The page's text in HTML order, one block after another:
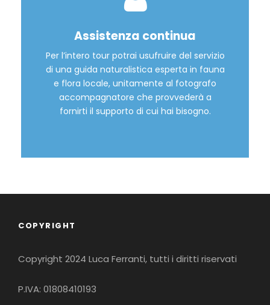
Assistenza continua
Per l’intero tour potrai usufruire del servizio
di una guida naturalistica esperta in fauna
e flora locale, unitamente al fotografo
accompagnatore che provvederà a
fornirti il supporto di cui hai bisogno.
COPYRIGHT
Copyright 2024 Luca Ferranti, tutti i diritti riservati
P.IVA: 01808410193